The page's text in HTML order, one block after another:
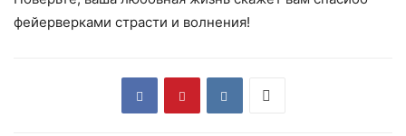
фейерверками страсти и волнения!